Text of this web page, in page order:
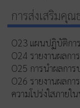
การส่งเสริมคุณ
O23 แผนปฏิบัติกา
O24 รายงานผลก
O25 การนำผลกา
O26 รายงานผลกา
ความโปร่งใสภาย